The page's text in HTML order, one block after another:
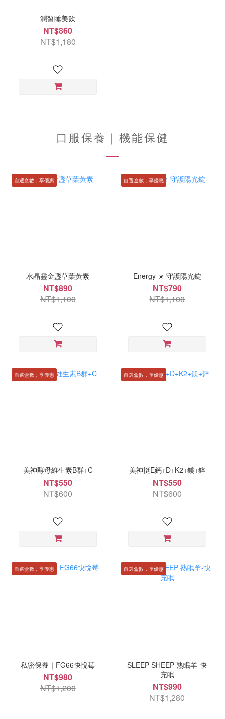
潤皙睡美飲
NT$860
NT$1,180
口服保養｜機能保健
自選盒數，享優惠
水晶靈金盞草葉黃素
NT$890
NT$1,100
自選盒數，享優惠
Energy ☀️ 守護陽光錠
NT$790
NT$1,100
自選盒數，享優惠
美神酵母維生素B群+C
NT$550
NT$600
自選盒數，享優惠
美神挺E鈣+D+K2+鎂+鋅
NT$550
NT$600
自選盒數，享優惠
私密保養｜FG66快悅莓
NT$980
NT$1,200
自選盒數，享優惠
SLEEP SHEEP 熟眠羊-快
充眠
NT$990
NT$1,280